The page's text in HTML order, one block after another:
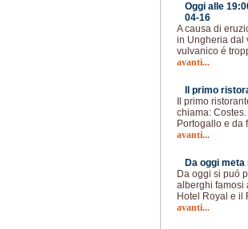
Oggi alle
04-16
A causa di
in Ungheria dal
vulvanico é
avanti...
Il primo
Il primo
chiama:
Portogallo e da
avanti...
Da oggi
Da oggi si puó
alberghi famosi
Hotel Royal e il
avanti...